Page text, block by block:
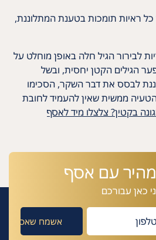
כל ראיות תומכות בטענת המתלוננת,
לבירור הגיל חלה באופן מוחלט על
הגילים הקטן יחסית, ובשל
לבסס את דבר השקר, הסכימו
ממשית שאין להעמיד לחובת
בקטין? צלצלו מיד לאסף
מהיר עם אסף
כאן עבורכם